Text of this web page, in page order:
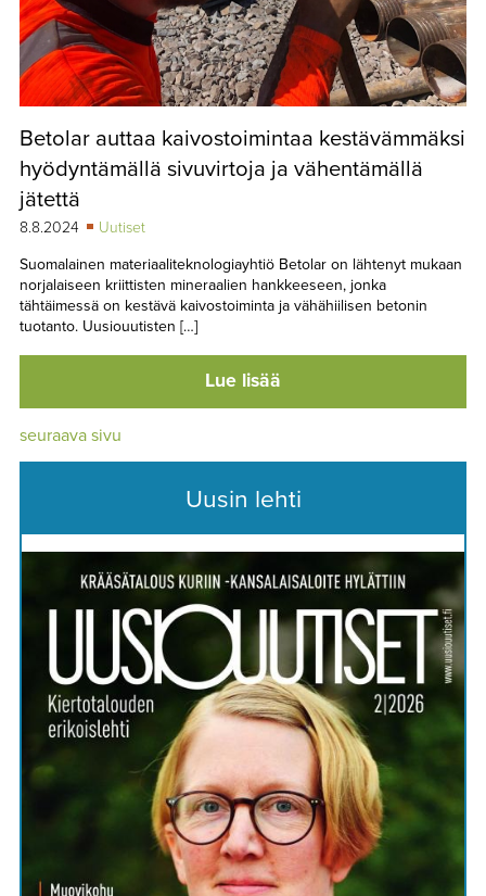
Betolar auttaa kaivostoimintaa kestävämmäksi
hyödyntämällä sivuvirtoja ja vähentämällä
jätettä
8.8.2024
Uutiset
Suomalainen materiaaliteknologiayhtiö Betolar on lähtenyt mukaan
norjalaiseen kriittisten mineraalien hankkeeseen, jonka
tähtäimessä on kestävä kaivostoiminta ja vähähiilisen betonin
tuotanto. Uusiouutisten […]
Lue lisää
seuraava sivu
Uusin lehti